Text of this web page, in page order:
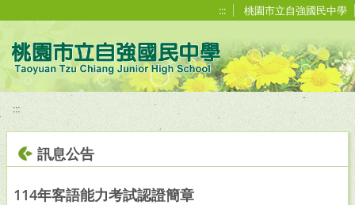
::: 桃園市立自強國民中學
:::
訊息公告
114年客語能力考試認證簡章